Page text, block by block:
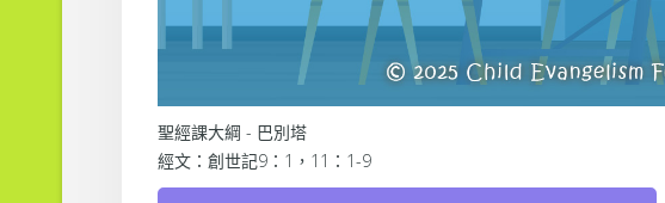
聖經課大綱 - 巴別塔
經文：創世記9：1，11：1-9